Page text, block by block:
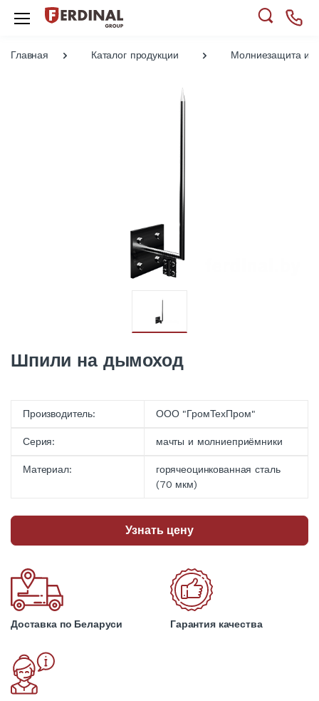
Главная Каталог продукции Молниезащита и
Шпили на дымоход
Производитель: ООО "ГромТехПром"
Серия: мачты и молниеприёмники
Материал:
горячеоцинкованная сталь
(70 мкм)
Узнать цену
Доставка по Беларуси Гарантия качества